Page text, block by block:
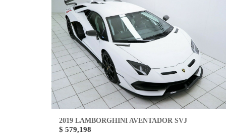
2019 LAMBORGHINI AVENTADOR SVJ
$ 579,198